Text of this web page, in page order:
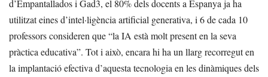
d’Empantallados i Gad3, el 80% dels docents a Espanya ja ha
utilitzat eines d’intel·ligència artificial generativa, i 6 de cada 10
professors consideren que “la IA està molt present en la seva
pràctica educativa”. Tot i això, encara hi ha un llarg recorregut en
la implantació efectiva d’aquesta tecnologia en les dinàmiques dels